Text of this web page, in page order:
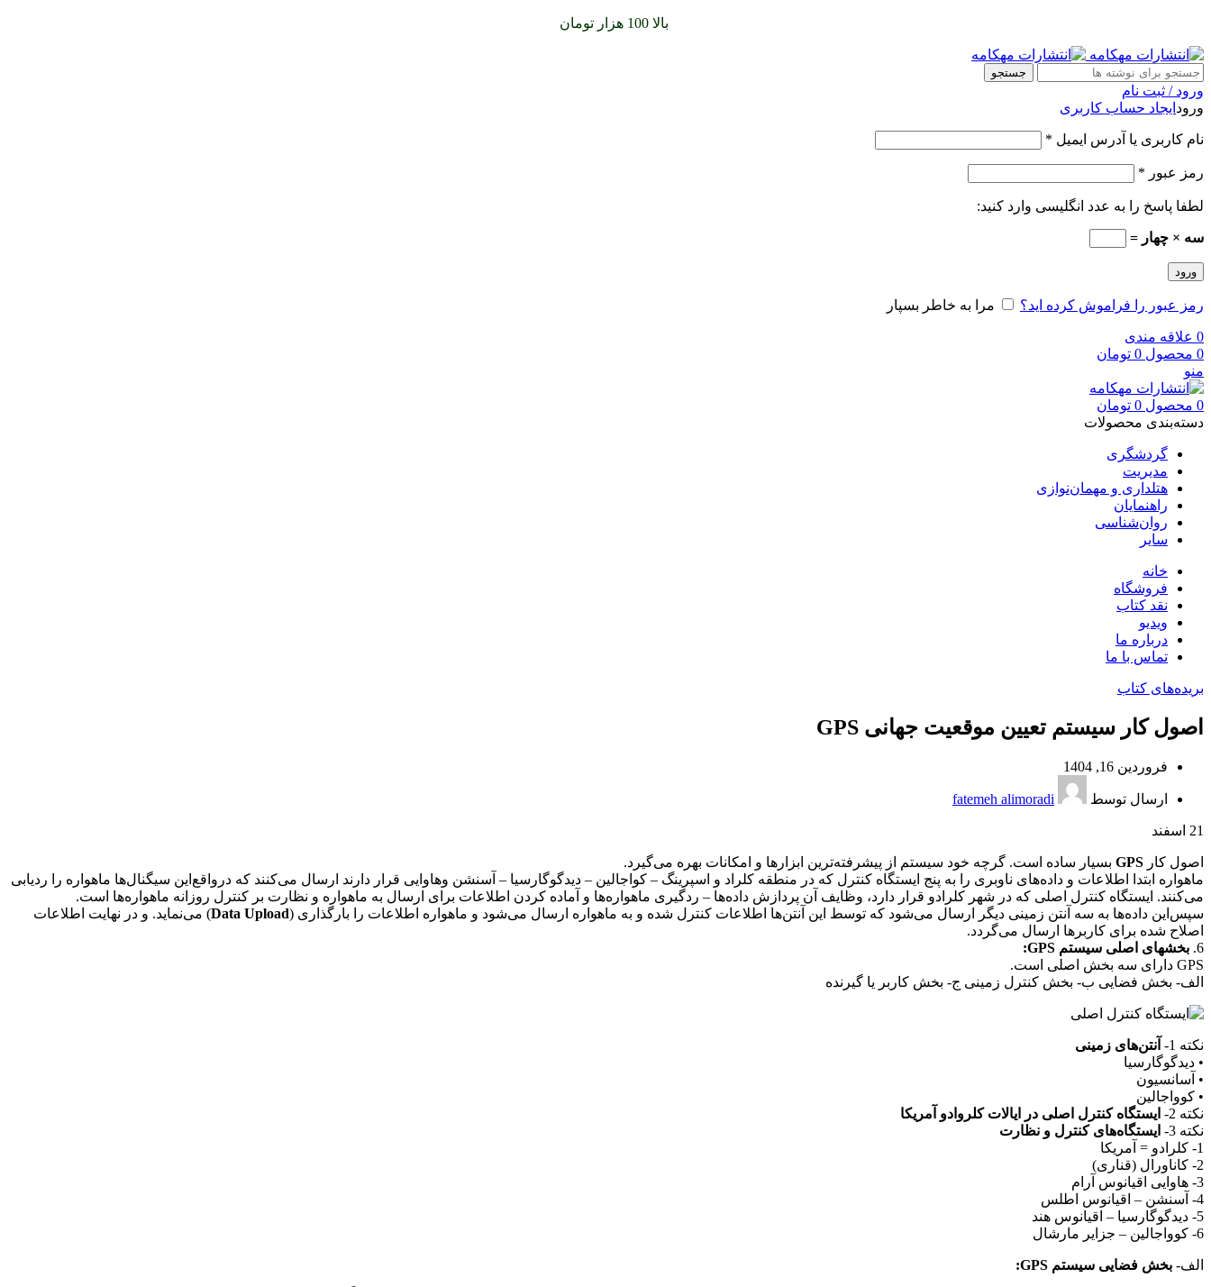
بالا 100 هزار تومان
جستجو
ورود / ثبت نام
ورود ایجاد حساب کاربری
نام کاربری یا آدرس ایمیل *
رمز عبور *
لطفا پاسخ را به عدد انگلیسی وارد کنید:
سه × چهار =
ورود
رمز عبور را فراموش کرده اید؟ مرا به خاطر بسپار
0 علاقه مندی
0 محصول 0 تومان
منو
0 محصول 0 تومان
دسته‌بندی محصولات
گردشگری
مدیریت
هتلداری و مهمان‌نوازی
راهنمایان
روان‌شناسی
سایر
خانه
فروشگاه
نقد کتاب
ویدیو
درباره‌ ما
تماس با ما
بریده‌های کتاب
اصول کار سیستم تعیین موقعیت جهانی GPS
فروردین 16, 1404
ارسال توسط fatemeh alimoradi
21 اسفند
اصول کار
بسیار ساده است. گرچه خود سیستم از پیشرفته‌ترین ابزارها و امکانات بهره می‌گیرد.
ماهواره ابتدا اطلاعات و داده‌های ناوبری را به پنج‌ ایستگاه کنترل که در منطقه کلراد و اسپرینگ – کواجالین – دیدگوگارسیا – آسنشن و‌هاوایی قرار دارند ارسال می‌کنند که درواقع‌این سیگنال‌ها ماهواره را ردیابی
می‌کنند.‌ ایستگاه کنترل اصلی که در شهر کلرادو قرار دارد، وظایف آن پردازش داده‌ها – ردگیری ماهواره‌ها و آماده کردن اطلاعات برای ارسال به ماهواره و نظارت بر کنترل روزانه ماهواره‌ها است.
سپس‌این داده‌ها به سه آنتن زمینی دیگر ارسال می‌شود که توسط‌ این آنتن‌ها اطلاعات کنترل شده و به ماهواره ارسال می‌شود و ماهواره اطلاعات را بارگذاری (Data Upload) می‌نماید. و در نهایت اطلاعات
اصلاح شده برای کاربرها ارسال می‌گردد.
6. بخشهای اصلی سیستم GPS:
GPS دارای سه بخش اصلی است.
الف- بخش فضایی ب- بخش کنترل زمینی ج- بخش کاربر یا گیرنده
نكته 1-
آنتن‌های زمینی
• دیدگوگارسیا
• آسانسیون
• کوواجالین
نكته 2-
ایستگاه کنترل اصلی در ‌ایالات کلروادو آمریکا
نكته 3-
ایستگاه‌های کنترل و نظارت
1- کلرادو = آمریکا
2- کاناورال (قناری)
3- ‌هاوایی اقیانوس آرام
4- آسنشن – اقیانوس اطلس
5- دیدگوگارسیا – اقیانوس هند
6- کوواجالین – جزایر مارشال
الف- بخش فضایی سیستم GPS: